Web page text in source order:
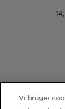
Vi bruger